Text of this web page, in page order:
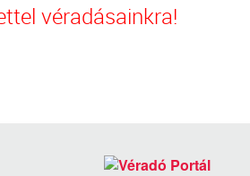
véradásainkra!